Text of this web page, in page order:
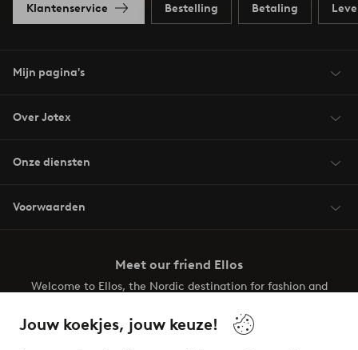
Jouw koekjes, jouw keuze!
Klantenservice Bestelling Betaling
Mijn pagina's
Over Jotex
Onze diensten
Voorwaarden
Meet our friend Ellos
Welcome to Ellos, the Nordic destination for fashion and
your wardrobe. Your next inspiring look is here!